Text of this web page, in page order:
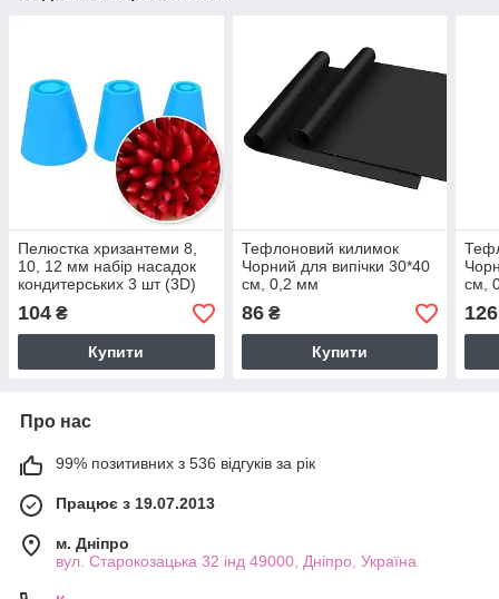
Пелюстка хризантеми 8,
10, 12 мм набір насадок
кондитерських 3 шт (3D)
104 ₴
Купити
Тефлоновий килимок
Чорний для випічки 30*40
см, 0,2 мм
86₴
Купити
см,
126
Про нас
99% позитивних з 536 відгуків за рік
Працює з 19.07.2013
м. Дніпро
вул. Старокозацька 32 інд 49000, Дніпро, Україна